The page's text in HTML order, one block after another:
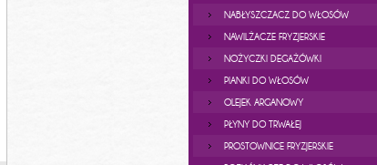
NABŁYSZCZACZ DO WŁOSÓW
NAWILŻACZE FRYZJERSKIE
NOŻYCZKI DEGAŻÓWKI
PIANKI DO WŁOSÓW
OLEJEK ARGANOWY
PŁYNY DO TRWAŁEJ
PROSTOWNICE FRYZJERSKIE